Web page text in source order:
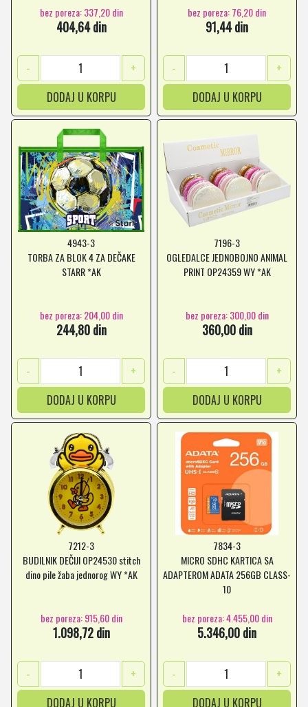
bez poreza: 337,20 din
404,64 din
-
+
DODAJ U KORPU
bez poreza: 76,20 din
91,44 din
-
+
DODAJ U KORPU
4943-3
TORBA ZA BLOK 4 ZA DEČAKE
STARR *AK
bez poreza: 204,00 din
244,80 din
-
+
DODAJ U KORPU
7196-3
OGLEDALCE JEDNOBOJNO ANIMAL
PRINT OP24359 WY *AK
bez poreza: 300,00 din
360,00 din
-
+
DODAJ U KORPU
7212-3
BUDILNIK DEČIJI OP24530 stitch
dino pile žaba jednorog WY *AK
bez poreza: 915,60 din
1.098,72 din
-
+
DODAJ U KORPU
7834-3
MICRO SDHC KARTICA SA
ADAPTEROM ADATA 256GB CLASS-
10
bez poreza: 4.455,00 din
5.346,00 din
-
+
DODAJ U KORPU